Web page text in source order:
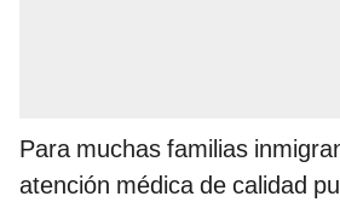
Para muchas familias
atención médica de calidad